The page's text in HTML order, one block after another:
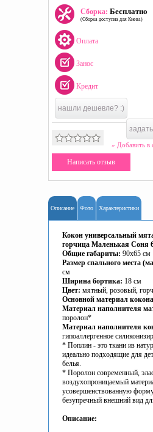
Сборка: Бесплатно
(Сборка доступна для Киева)
Оплата
Занос
Кредит
нашли дешевле? :)
» Добавить в
Написать отзыв
Описание Фото Характеристики
Кокон универсальный
горчица Маленькая Соня
Общие габариты: 90х65 см
Размер спального места
см
Ширина бортика: 18 см
Цвет: мятный, розовый,
Основной материал
Материал наполнителя
поролон*
Материал наполнителя
гипоаллергенное
* Поплин - это ткани из
идеально подходящие для
белья.
* Поролон современный,
воздухопроницаемый
усовершенствованную
безупречный внешний вид
Описание: